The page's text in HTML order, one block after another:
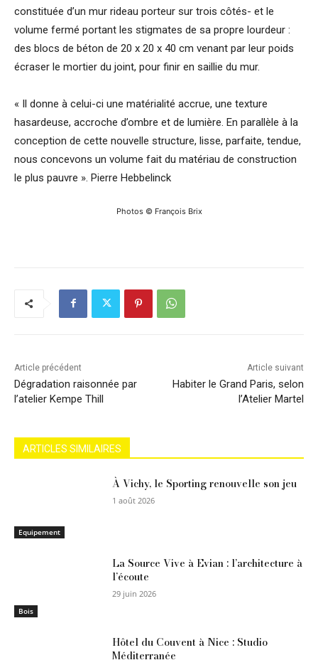
constituée d’un mur rideau porteur sur trois côtés- et le
volume fermé portant les stigmates de sa propre lourdeur :
des blocs de béton de 20 x 20 x 40 cm venant par leur poids
écraser le mortier du joint, pour finir en saillie du mur.
« Il donne à celui-ci une matérialité accrue, une texture
hasardeuse, accroche d’ombre et de lumière. En parallèle à la
conception de cette nouvelle structure, lisse, parfaite, tendue,
nous concevons un volume fait du matériau de construction
le plus pauvre ». Pierre Hebbelinck
Photos © François Brix
Article précédent
Dégradation raisonnée par
l’atelier Kempe Thill
Article suivant
Habiter le Grand Paris, selon
l’Atelier Martel
ARTICLES SIMILAIRES
Equipement
À Vichy, le Sporting renouvelle son jeu
1 août 2026
Bois
La Source Vive à Evian : l’architecture à
l’écoute
29 juin 2026
Hôtel du Couvent à Nice : Studio
Méditerranée